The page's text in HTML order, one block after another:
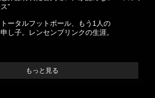
ス”
トータルフットボール、もう1人の
申し子。レンセンブリンクの生涯。
もっと見る